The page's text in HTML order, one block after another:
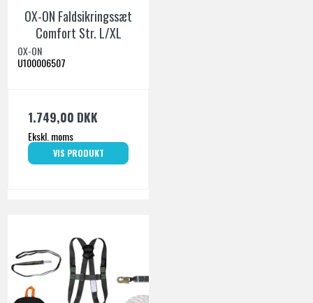
OX-ON Faldsikringssæt
Comfort Str. L/XL
OX-ON
U100006507
1.749,00 DKK
Ekskl. moms
VIS PRODUKT